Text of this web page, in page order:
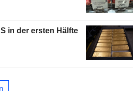
in der ersten Hälfte